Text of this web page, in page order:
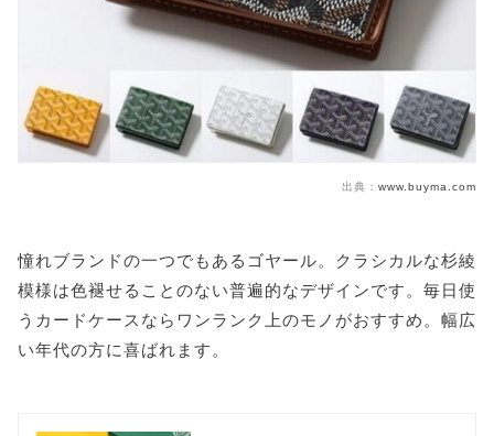
出典： www.buyma.com
憧れブランドの一つでもあるゴヤール。クラシカルな杉綾
模様は色褪せることのない普遍的なデザインです。毎日使
うカードケースならワンランク上のモノがおすすめ。幅広
い年代の方に喜ばれます。